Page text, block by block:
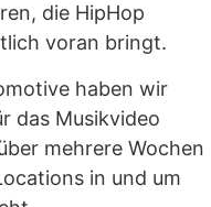
die HipHop
voran bringt.
haben wir
das Musikvideo
mehrere Wochen
in und um